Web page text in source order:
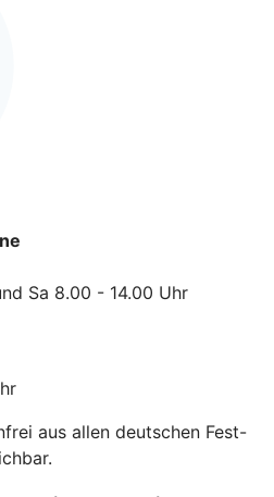
Sa 8.00 - 14.00 Uhr
aus allen deutschen Fest-